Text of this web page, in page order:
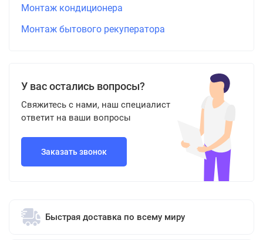
Монтаж кондиционера
Монтаж бытового рекуператора
У вас остались вопросы?
Свяжитесь с нами, наш специалист
ответит на ваши вопросы
Заказать звонок
Быстрая доставка по всему миру